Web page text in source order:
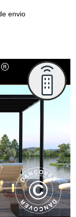
envio